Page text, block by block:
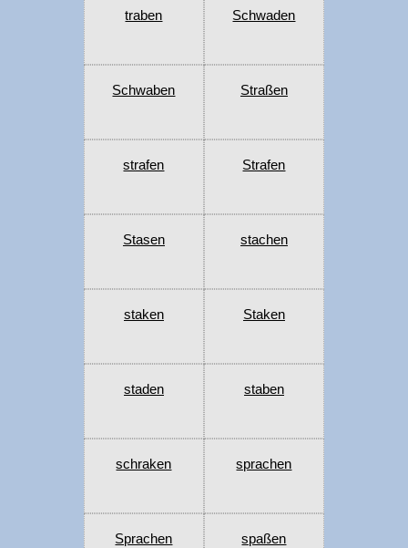
traben Schwaden
Schwaben Straßen
strafen Strafen
Stasen stachen
staken Staken
staden staben
schraken sprachen
Sprachen spaßen